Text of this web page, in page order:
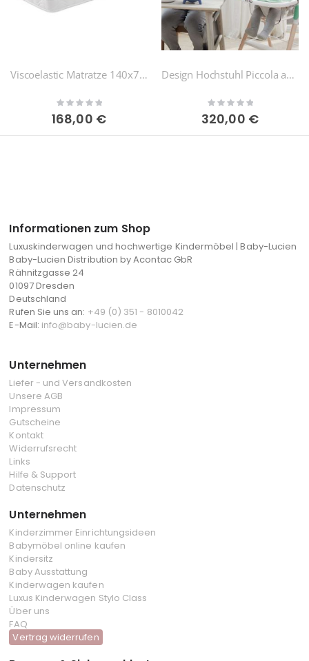
Viscoelastic Matratze 140x70cm
Rating:
0%
168,00 €
Design Hochstuhl Piccola aus Plexiglas & Holz
Rating:
0%
320,00 €
Informationen zum Shop
Luxuskinderwagen und hochwertige Kindermöbel | Baby-Lucien
Baby-Lucien Distribution by Acontac GbR
Rähnitzgasse 24
01097 Dresden
Deutschland
Rufen Sie uns an: +49 (0) 351 - 8010042
E-Mail: info@baby-lucien.de
Unternehmen
Liefer - und Versandkosten
Unsere AGB
Impressum
Gutscheine
Kontakt
Widerrufsrecht
Links
Hilfe & Support
Datenschutz
Unternehmen
Kinderzimmer Einrichtungsideen
Babymöbel online kaufen
Kindersitz
Baby Ausstattung
Kinderwagen kaufen
Luxus Kinderwagen Stylo Class
Über uns
FAQ
Vertrag widerrufen